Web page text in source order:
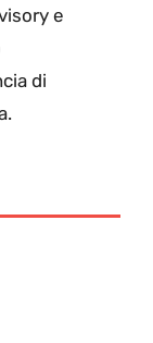
e
di